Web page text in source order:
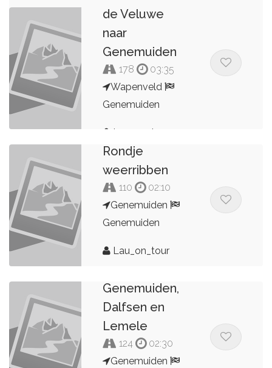
de Veluwe
naar
Genemuiden
178
03:35
Wapenveld
Genemuiden
Lau_on_tour
Rondje
weerribben
110
02:10
Genemuiden
Genemuiden
Lau_on_tour
Genemuiden,
Dalfsen en
Lemele
124
02:30
Genemuiden